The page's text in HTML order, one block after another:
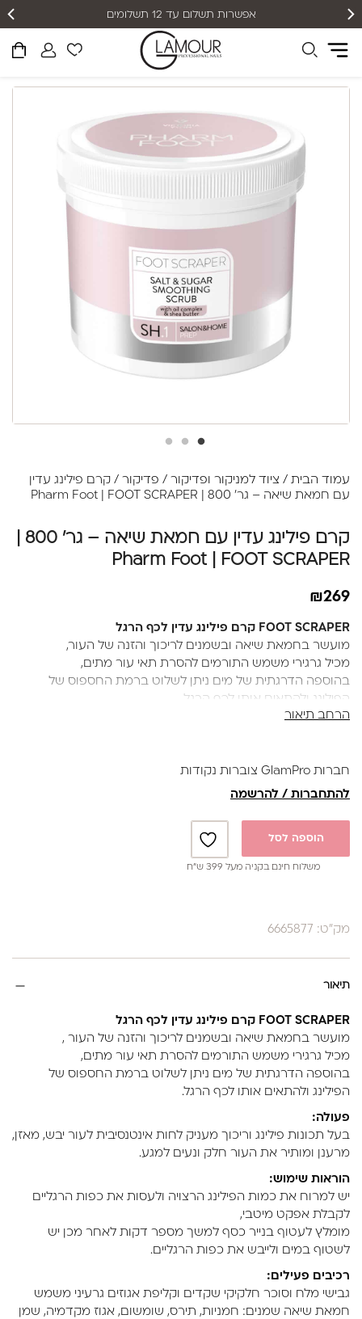
אפשרות תשלום עד 12 תשלומים
עמוד הבית / ציוד למניקור ופדיקור / פדיקור / קרם פילינג עדין
עם חמאת שיאה – גר' 800 | Pharm Foot | FOOT SCRAPER
Pharm Foot | FOOT SCRAPER
₪269
FOOT SCRAPER קרם פילינג עדין לכף הרגל
מועשר בחמאת שיאה ובשמנים לריכוך והזנה של העור,
מכיל גרגירי משמש התורמים להסרת תאי עור מתים,
בהוספה הדרגתית של מים ניתן לשלוט ברמת החספוס של
הפילינג ולהתאים אותו לכף הרגל.
הרחב תיאור
חברות GlamPro צוברות נקודות
להתחברות / להרשמה
הוספה לסל
משלוח חינם בקניה מעל 399 ש”ח
מק"ט: 6665877
תיאור
FOOT SCRAPER קרם פילינג עדין לכף הרגל
מועשר בחמאת שיאה ובשמנים לריכוך והזנה של העור ,
מכיל גרגירי משמש התורמים להסרת תאי עור מתים,
בהוספה הדרגתית של מים ניתן לשלוט ברמת החספוס של
הפילינג ולהתאים אותו לכף הרגל.
פעולה:
בעל תכונות פילינג וריכוך מעניק לחות אינטנסיבית לעור יבש, מאזן,
מרענן ומותיר את העור חלק ונעים למגע.
הוראות שימוש:
יש למרוח את כמות הפילינג הרצויה ולעסות את כפות הרגליים
לקבלת אפקט מיטבי,
מומלץ לעטוף בנייר כסף למשך מספר דקות לאחר מכן יש
לשטוף במים ולייבש את כפות הרגליים.
רכיבים פעילים:
גבישי מלח וסוכר חלקיקי שקדים וקליפת אגוזים גרעיני משמש
חמאת שיאה שמנים: חמניות, תירס, שומשום, אגוז מקדמיה, שמן